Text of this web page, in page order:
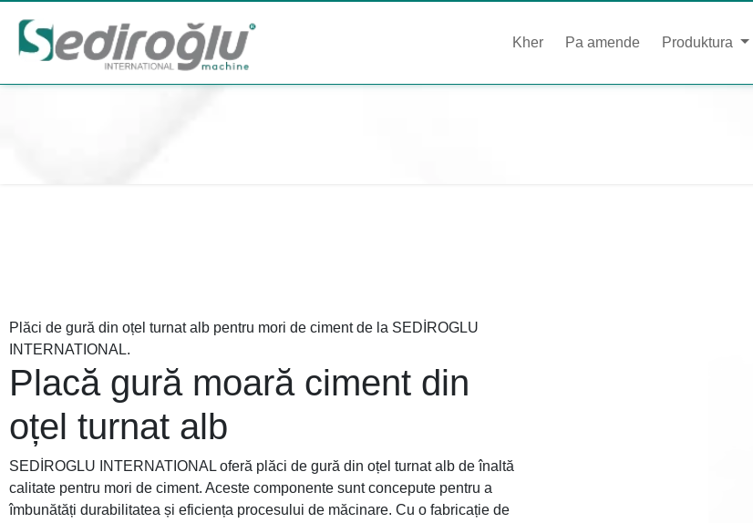
Kher Pa amende Produktura
Plăci de gură din oțel turnat alb pentru mori de ciment de la SEDİROGLU
INTERNATIONAL.
Placă gură moară ciment din
oțel turnat alb
SEDİROGLU INTERNATIONAL oferă plăci de gură din oțel turnat alb de înaltă
calitate pentru mori de ciment. Aceste componente sunt concepute pentru a
îmbunătăți durabilitatea și eficiența procesului de măcinare. Cu o fabricație de